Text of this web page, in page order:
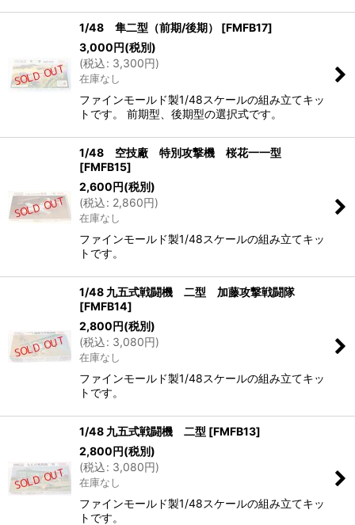
1/48 隼二型（前期/後期） [FMFB17]
3,000円(税別)
(税込: 3,300円)
在庫なし
ファインモールド製1/48スケールの組み立てキッ
トです。 前期型、後期型の選択式です。
1/48 空技廠 特別攻撃機 桜花一一型
[FMFB15]
2,600円(税別)
(税込: 2,860円)
在庫なし
ファインモールド製1/48スケールの組み立てキッ
トです。
1/48 九五式戦闘機 二型 加藤攻撃戦闘隊
[FMFB14]
2,800円(税別)
(税込: 3,080円)
在庫なし
ファインモールド製1/48スケールの組み立てキッ
トです。
1/48 九五式戦闘機 二型 [FMFB13]
2,800円(税別)
(税込: 3,080円)
在庫なし
ファインモールド製1/48スケールの組み立てキッ
トです。